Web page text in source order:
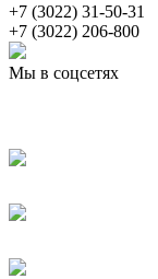
+7 (3022) 31-50-31
+7 (3022) 206-800
Мы в соцсетях